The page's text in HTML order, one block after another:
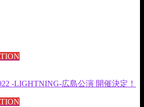
-LIGHTNING-広島公演 開催決定！